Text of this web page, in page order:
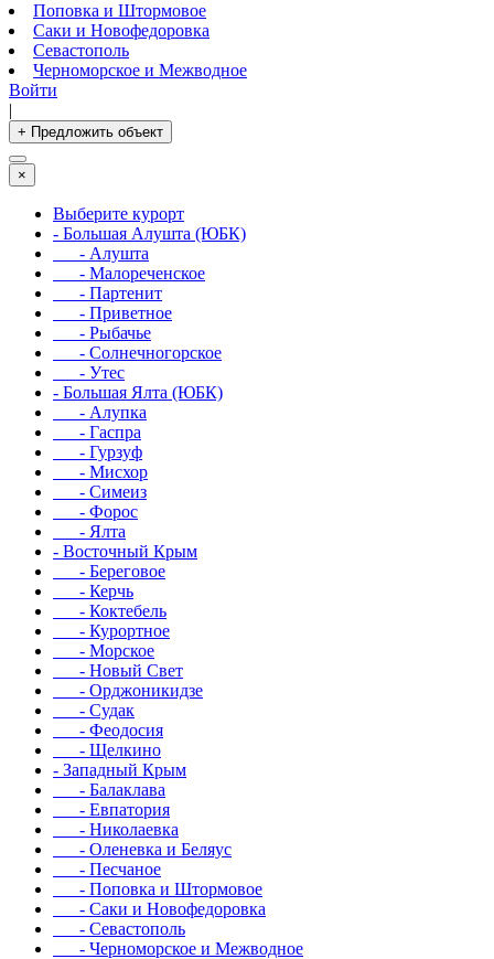
Поповка и Штормовое
Саки и Новофедоровка
Севастополь
Черноморское и Межводное
Войти
|
+ Предложить объект
×
Выберите курорт
- Большая Алушта (ЮБК)
- Алушта
- Малореченское
- Партенит
- Приветное
- Рыбачье
- Солнечногорское
- Утес
- Большая Ялта (ЮБК)
- Алупка
- Гаспра
- Гурзуф
- Мисхор
- Симеиз
- Форос
- Ялта
- Восточный Крым
- Береговое
- Керчь
- Коктебель
- Курортное
- Морское
- Новый Свет
- Орджоникидзе
- Судак
- Феодосия
- Щелкино
- Западный Крым
- Балаклава
- Евпатория
- Николаевка
- Оленевка и Беляус
- Песчаное
- Поповка и Штормовое
- Саки и Новофедоровка
- Севастополь
- Черноморское и Межводное